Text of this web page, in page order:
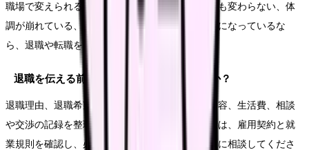
職場で変えられる余地を分けて見ます。相談しても変わらない、体
調が崩れている、次の職場で避けたい条件が明確になっているな
ら、退職や転職を考える十分な理由になります。
退職を伝える前に何を準備すればいいですか？
退職理由、退職希望日、有休残日数、引き継ぎ内容、生活費、相談
や交渉の記録を整理します。法的な不安がある時は、雇用契約と就
業規則を確認し、必要に応じて公的窓口や専門家に相談してくださ